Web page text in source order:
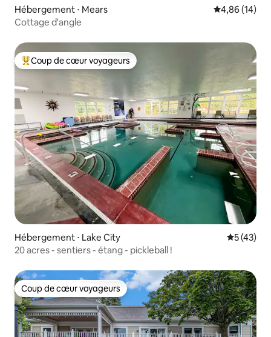
Hébergement ⋅ Mears Évaluation
4,86 (14)
Cottage d'angle
Coups de cœur voyageurs les plus appréciés
Coup de cœur voyageurs
Hébergement ⋅ Lake City
5 (43)
20 acres - sentiers - étang - pickleball !
Coup de cœur voyageurs
Coup de cœur voyageurs